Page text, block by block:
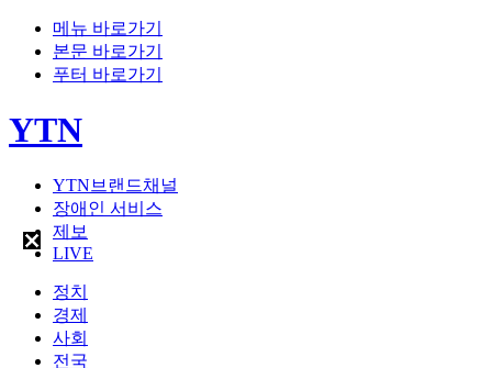
메뉴 바로가기
본문 바로가기
푸터 바로가기
YTN
YTN브랜드채널
장애인 서비스
제보
LIVE
정치
경제
사회
전국